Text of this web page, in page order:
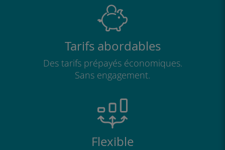
Windows 11
Tarifs abordables
Des tarifs prépayés économiques.
Sans engagement.
Flexible